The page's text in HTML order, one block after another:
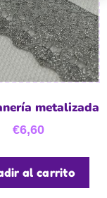
metalizada
€6,60
al carrito